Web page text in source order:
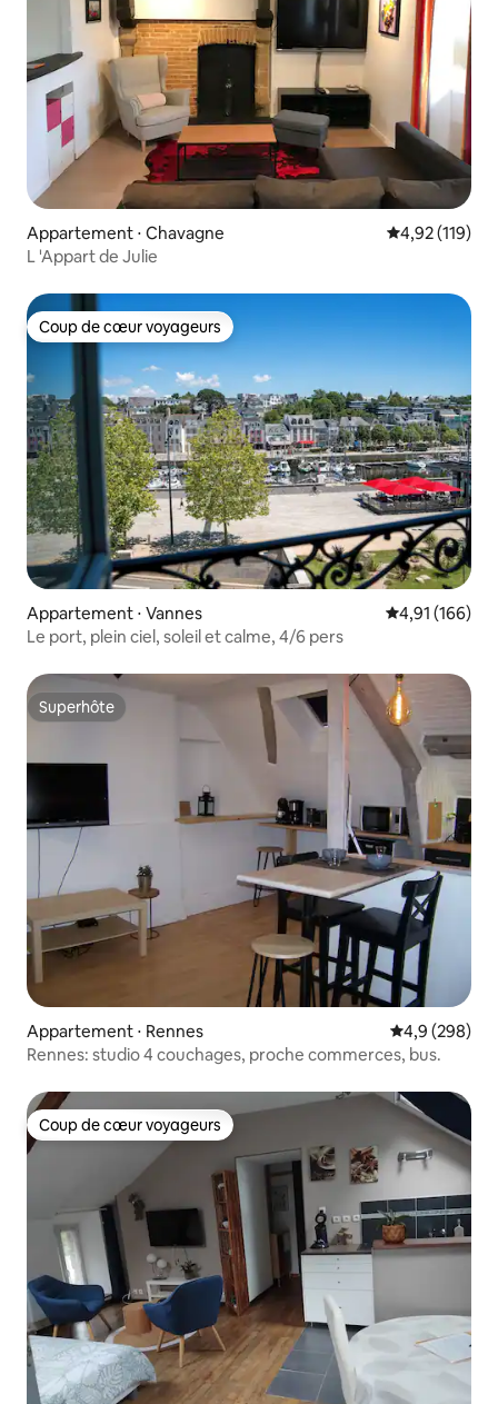
Appartement ⋅ Chavagne Évaluation
4,92 (119)
L 'Appart de Julie
Coup de cœur voyageurs
Coup de cœur voyageurs
Appartement ⋅ Vannes Évaluation
4,91 (166)
Le port, plein ciel, soleil et calme, 4/6 pers
Superhôte
Superhôte
Appartement ⋅ Rennes Évaluation
4,9 (298)
Rennes: studio 4 couchages, proche commerces, bus.
Coup de cœur voyageurs
Coup de cœur voyageurs